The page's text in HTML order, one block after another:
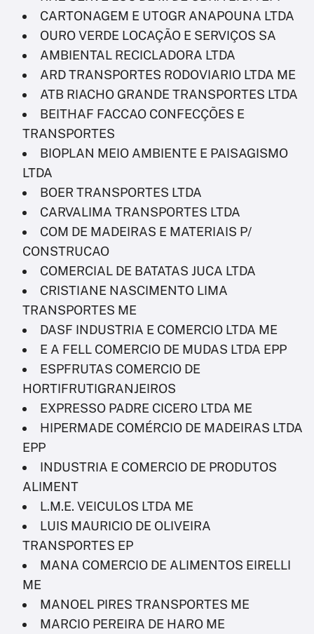
CARTONAGEM E UTOGR ANAPOUNA LTDA
OURO VERDE LOCAÇÃO E SERVIÇOS SA
AMBIENTAL RECICLADORA LTDA
ARD TRANSPORTES RODOVIARIO LTDA ME
ATB RIACHO GRANDE TRANSPORTES LTDA
BEITHAF FACCAO CONFECÇÕES E
TRANSPORTES
BIOPLAN MEIO AMBIENTE E PAISAGISMO
LTDA
BOER TRANSPORTES LTDA
CARVALIMA TRANSPORTES LTDA
COM DE MADEIRAS E MATERIAIS P/
CONSTRUCAO
COMERCIAL DE BATATAS JUCA LTDA
CRISTIANE NASCIMENTO LIMA
TRANSPORTES ME
DASF INDUSTRIA E COMERCIO LTDA ME
E A FELL COMERCIO DE MUDAS LTDA EPP
ESPFRUTAS COMERCIO DE
HORTIFRUTIGRANJEIROS
EXPRESSO PADRE CICERO LTDA ME
HIPERMADE COMÉRCIO DE MADEIRAS LTDA
EPP
INDUSTRIA E COMERCIO DE PRODUTOS
ALIMENT
L.M.E. VEICULOS LTDA ME
LUIS MAURICIO DE OLIVEIRA
TRANSPORTES EP
MANA COMERCIO DE ALIMENTOS EIRELLI
ME
MANOEL PIRES TRANSPORTES ME
MARCIO PEREIRA DE HARO ME